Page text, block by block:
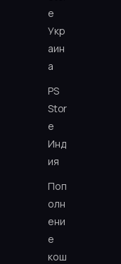
e
Укр
аин
а
PS
Stor
e
Инд
ия
Поп
олн
ени
е
кош